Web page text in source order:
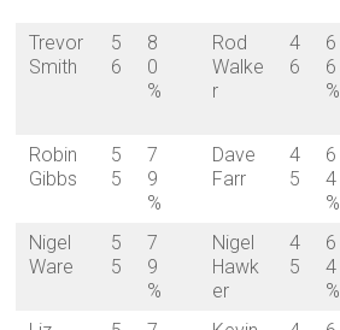
Trevor
Smith
5
6
8
0
%
Rod
Walke
r
4
6
6
6
%
Robin
Gibbs
5
5
7
9
%
Dave
Farr
4
5
6
4
%
Nigel
Ware
5
5
7
9
%
Nigel
Hawk
er
4
5
6
4
%